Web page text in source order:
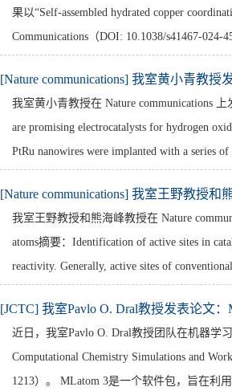
果以“Self-assembled hydrated copper
Communications（DOI: 10.1038/s41467-
[Nature communications] 我室黄小青教授
我室黄小青教授在 Nature communications
are promising electrocatalysts for hydrogen
PtRu nanowires were implanted with a series
[Nature communications] 我室王野教授和
我室王野教授和熊海峰教授在 Nature
atoms摘要：Identification of active sites in
reactivity. Generally, active sites of conventional
[JCTC] 我室Pavlo O. Dral教授发表论文：
近日，我室Pavlo O. Dral教授团队在机器学
Computational Chemistry Simulations and
1213）。 MLatom 3是一个软件包，旨在利